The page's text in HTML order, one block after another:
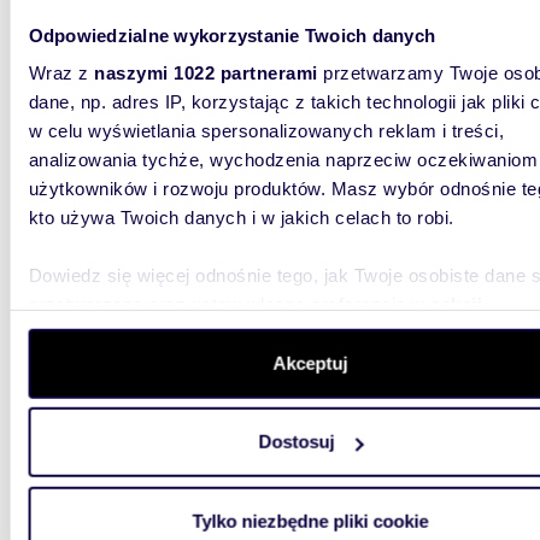
Odpowiedzialne wykorzystanie Twoich danych
Wraz z naszymi 1022 partnerami przetwarzamy Twoje
dane, np. adres IP, korzystając z takich technologii jak pliki
w celu wyświetlania spersonalizowanych reklam i treści,
analizowania tychże, wychodzenia naprzeciw oczekiwaniom
użytkowników i rozwoju produktów. Masz wybór odnośnie
kto używa Twoich danych i w jakich celach to robi.
Dowiedz się więcej odnośnie tego, jak Twoje osobiste dane
szczegółów. W Deklaracji plików cookie możesz zmienić
wycofać swoją zgodę w dowolnej chwili.
aby oferować funkcje społecznościowe i analizować ruch w
witrynie. Informacje o tym, jak korzystasz z naszej witryny,
analitycznym. Partnerzy mogą połączyć te informacje z
Akceptuj
Dostosuj
Tylko niezbędne pliki cookie
42m2
Polecam nowe 2-pokojowe mieszkanie z
2